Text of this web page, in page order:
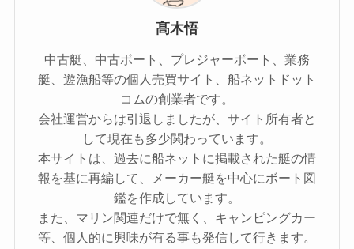
髙木悟
中古艇、中古ボート、プレジャーボート、業務
艇、遊漁船等の個人売買サイト、船ネットドット
コムの創業者です。
会社運営からは引退しましたが、サイト所有者と
して現在も多少関わっています。
本サイトは、過去に船ネットに掲載された艇の情
報を基に再編して、メーカー艇を中心にボート図
鑑を作成しています。
また、マリン関連だけで無く、キャンピングカー
等、個人的に興味が有る事も発信して行きます。